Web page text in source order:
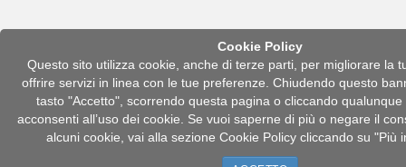
Cookie Policy
Questo sito utilizza cookie, anche di terze parti, per migliorare la
offrire servizi in linea con le tue preferenze. Chiudendo questo
tasto "Accetto", scorrendo questa pagina o cliccando
acconsenti all’uso dei cookie. Se vuoi saperne di più o negare il
alcuni cookie, vai alla sezione Cookie Policy cliccando su "Più